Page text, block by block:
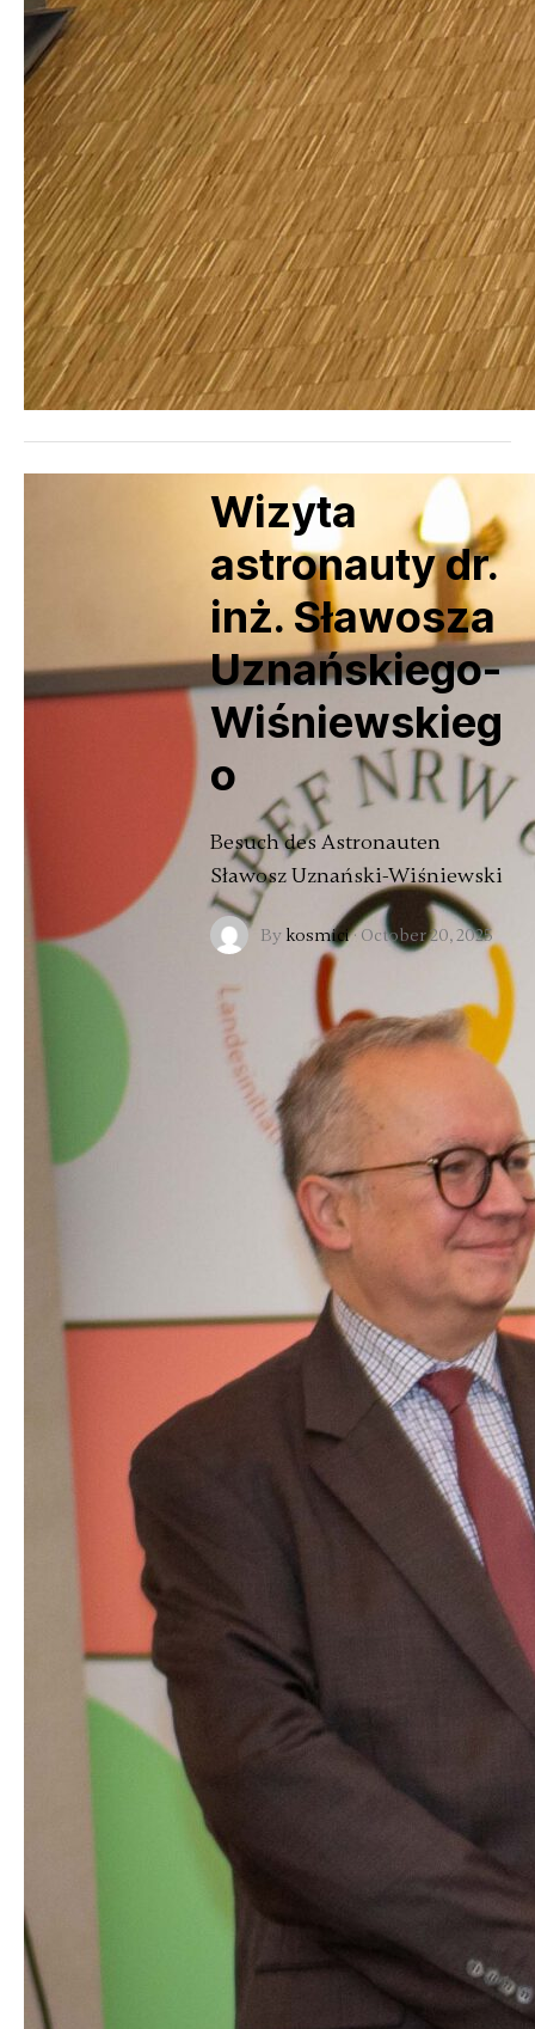
Wizyta
astronauty dr.
inż. Sławosza
Uznańskiego-
Wiśniewskieg
o
Besuch des Astronauten
Sławosz Uznański-Wiśniewski
By kosmici·October 20, 2025